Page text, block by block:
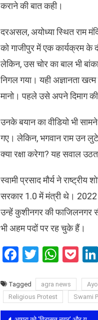
कराने की बात कही।
दरअसल, अयोध्या स्थित राम
को गाजीपुर में एक कार्यक्रम के
लेकिन, उस चोर का बाल भी
निगल गया। यही अज्ञानता
मानो। पहले उसे अपने दिमाग
उनके बयान का वीडियो भी
गए। लेकिन, भगवान राम उन
क्या रक्षा करेगा? यह सवाल
स्वामी प्रसाद मौर्य ने
सरकार 1.0 में मंत्री थे। 2022
उन्हें कुशीनगर की फाजिलनगर
भी अहम पदों पर रह चुके हैं।
Facebook
Twitter
Tagged agra news
Religious Protest
Swami